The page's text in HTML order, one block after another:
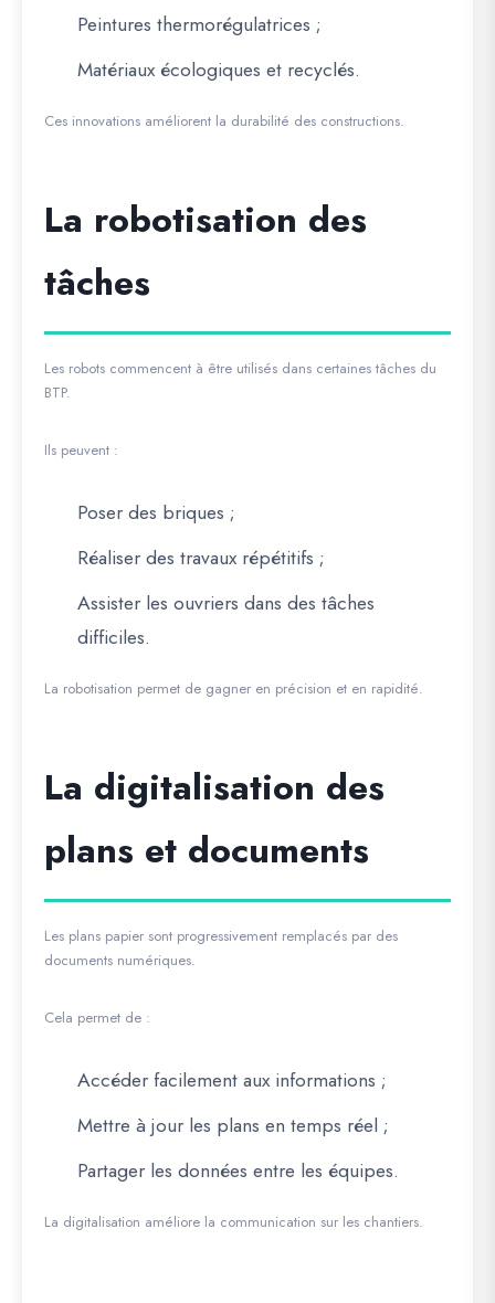
Peintures thermorégulatrices ;
Matériaux écologiques et recyclés.
Ces innovations améliorent la durabilité des constructions.
La robotisation des
tâches
Les robots commencent à être utilisés dans certaines tâches du
BTP.
Ils peuvent :
Poser des briques ;
Réaliser des travaux répétitifs ;
Assister les ouvriers dans des tâches
difficiles.
La robotisation permet de gagner en précision et en rapidité.
La digitalisation des
plans et documents
Les plans papier sont progressivement remplacés par des
documents numériques.
Cela permet de :
Accéder facilement aux informations ;
Mettre à jour les plans en temps réel ;
Partager les données entre les équipes.
La digitalisation améliore la communication sur les chantiers.